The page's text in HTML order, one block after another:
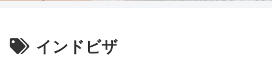
インドビザ